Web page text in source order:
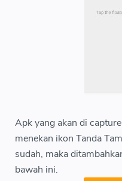
Apk yang akan di
menekan ikon Tanda
sudah, maka
bawah ini.